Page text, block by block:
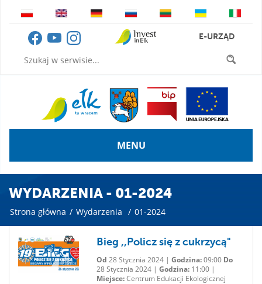
E-URZĄD
MENU
WYDARZENIA - 01-2024
Strona główna / Wydarzenia / 01-2024
Bieg ,,Policz się z cukrzycą"
Od 28 Stycznia 2024 | Godzina:09:00 Do
28 Stycznia 2024 | Godzina:11:00 |
Miejsce:Centrum Edukacji Ekologicznej